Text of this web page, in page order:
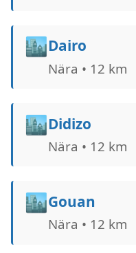
🏙️Dairo
Nära • 12 km
🏙️Didizo
Nära • 12 km
🏙️Gouan
Nära • 12 km